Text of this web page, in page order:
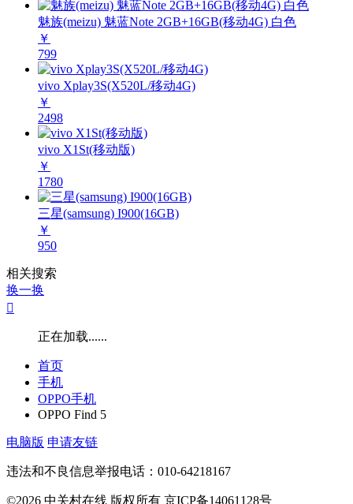
魅族(meizu) 魅蓝Note 2GB+16GB(移动4G) 白色
￥
799
vivo Xplay3S(X520L/移动4G)
￥
2498
vivo X1St(移动版)
￥
1780
三星(samsung) I900(16GB)
￥
950
相关搜索
换一换

正在加载......
首页
手机
OPPO手机
OPPO Find 5
电脑版 申请友链
违法和不良信息举报电话：010-64218167
©2026 中关村在线 版权所有 京ICP备14061128号